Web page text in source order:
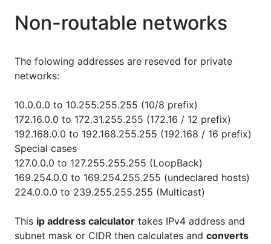
Non-routable networks
The folowing addresses are reseved for private
networks:
10.0.0.0 to 10.255.255.255 (10/8 prefix)
172.16.0.0 to 172.31.255.255 (172.16 / 12 prefix)
192.168.0.0 to 192.168.255.255 (192.168 / 16 prefix)
Special cases
127.0.0.0 to 127.255.255.255 (LoopBack)
169.254.0.0 to 169.254.255.255 (undeclared hosts)
224.0.0.0 to 239.255.255.255 (Multicast)
This ip address calculator takes IPv4 address and
subnet mask or CIDR then calculates and converts